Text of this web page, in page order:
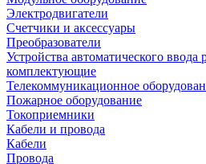
Электродвигатели
Счетчики и аксессуары
Преобразователи
Устройства автоматического
комплектующие
Телекоммуникационное
Пожарное оборудование
Токоприемники
Кабели и провода
Кабели
Провода